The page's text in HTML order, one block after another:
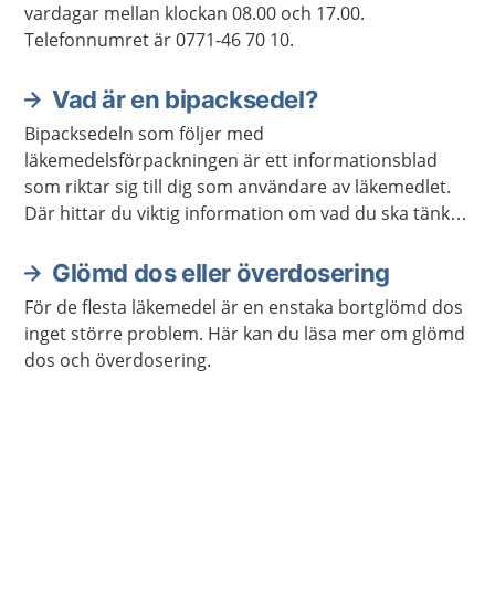
vardagar mellan klockan 08.00 och 17.00.
Telefonnumret är 0771-46 70 10.
Vad är en bipacksedel?
Bipacksedeln som följer med
läkemedelsförpackningen är ett informationsblad
som riktar sig till dig som användare av läkemedlet.
Där hittar du viktig information om vad du ska tänka
om bipacksedlar.
Glömd dos eller överdosering
För de flesta läkemedel är en enstaka bortglömd dos
inget större problem. Här kan du läsa mer om glömd
dos och överdosering.